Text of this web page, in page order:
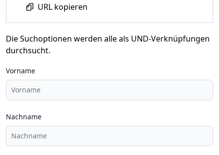
URL kopieren
Die Suchoptionen werden alle als UND-Verknüpfungen
durchsucht.
Vorname
Nachname